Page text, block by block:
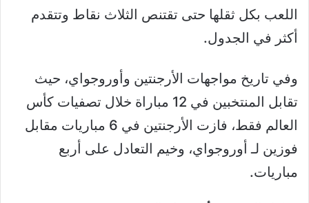
اللعب بكل ثقلها حتى تقتنص الثلاث نقاط وتتقدم
أكثر في الجدول.
وفي تاريخ مواجهات الأرجنتين وأوروجواي، حيث
تقابل المنتخبين في 12 مباراة خلال تصفيات كأس
العالم فقط، فازت الأرجنتين في 6 مباريات مقابل
فوزين لـ أوروجواي، وخيم التعادل على أربع
مباريات.